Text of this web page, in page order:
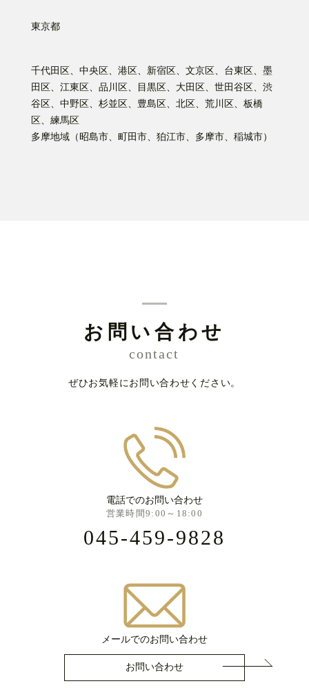
東京都
千代田区、中央区、港区、新宿区、文京区、台東区、墨
田区、江東区、品川区、目黒区、大田区、世田谷区、渋
谷区、中野区、杉並区、豊島区、北区、荒川区、板橋
区、練馬区
多摩地域（昭島市、町田市、狛江市、多摩市、稲城市）
お問い合わせ
contact
ぜひお気軽にお問い合わせください。
電話でのお問い合わせ
営業時間9:00～18:00
045-459-9828
メールでのお問い合わせ
お問い合わせ